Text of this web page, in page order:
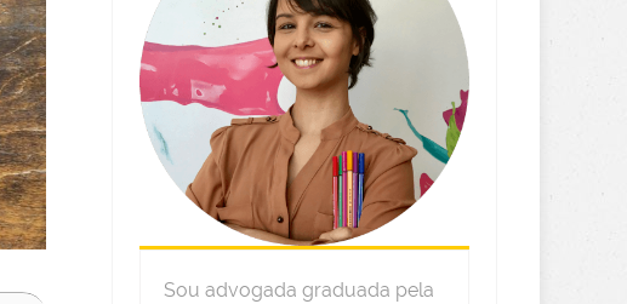
Sou advogada graduada pela